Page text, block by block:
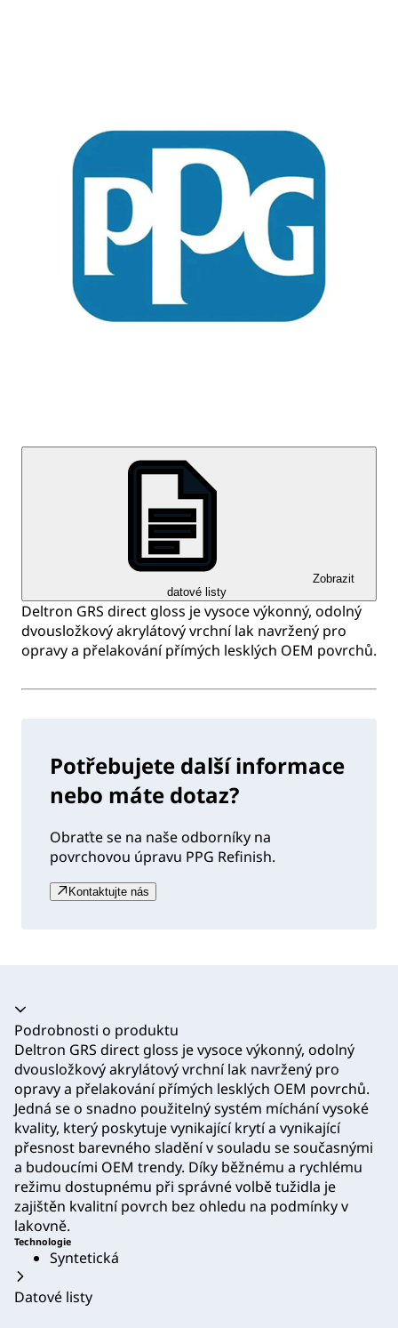
Zobrazit
datové listy
Deltron GRS direct gloss je vysoce výkonný, odolný
dvousložkový akrylátový vrchní lak navržený pro
opravy a přelakování přímých lesklých OEM povrchů.
Potřebujete další informace
nebo máte dotaz?
Obraťte se na naše odborníky na
povrchovou úpravu PPG Refinish.
Kontaktujte nás
Akordeon se zhroutil
Podrobnosti o produktu
Deltron GRS direct gloss je vysoce výkonný, odolný
dvousložkový akrylátový vrchní lak navržený pro
opravy a přelakování přímých lesklých OEM povrchů.
Jedná se o snadno použitelný systém míchání vysoké
kvality, který poskytuje vynikající krytí a vynikající
přesnost barevného sladění v souladu se současnými
a budoucími OEM trendy. Díky běžnému a rychlému
režimu dostupnému při správné volbě tužidla je
zajištěn kvalitní povrch bez ohledu na podmínky v
lakovně.
Technologie
Syntetická
Datové listy